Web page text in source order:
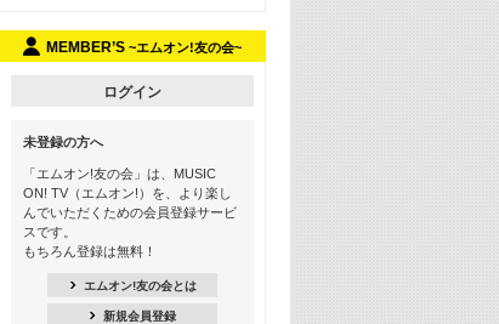
13:30
Apple Music カウントダウン 20
16:30
あのころK-POPヒッツ! 2018→2021年
18:30
M-ON! Countdown K
MEMBER’S ~エムオン!友の会~
ログイン
未登録の方へ
「エムオン!友の会」は、MUSIC
ON! TV（エムオン!）を、より楽し
んでいただくための会員登録サービ
スです。
もちろん登録は無料！
エムオン!友の会とは
新規会員登録